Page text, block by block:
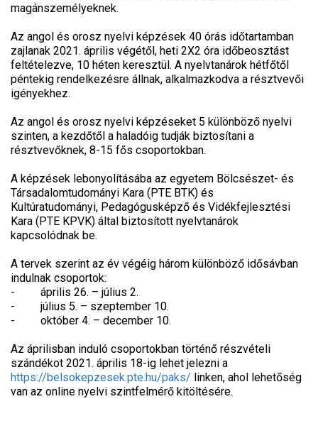
magánszemélyeknek.
Az angol és orosz nyelvi képzések 40 órás időtartamban
zajlanak 2021. április végétől, heti 2X2 óra időbeosztást
feltételezve, 10 héten keresztül. A nyelvtanárok hétfőtől
péntekig rendelkezésre állnak, alkalmazkodva a résztvevői
igényekhez.
Az angol és orosz nyelvi képzéseket 5 különböző nyelvi
szinten, a kezdőtől a haladóig tudják biztosítani a
résztvevőknek, 8-15 fős csoportokban.
A képzések lebonyolításába az egyetem Bölcsészet- és
Társadalomtudományi Kara (PTE BTK) és
Kultúratudományi, Pedagógusképző és Vidékfejlesztési
Kara (PTE KPVK) által biztosított nyelvtanárok
kapcsolódnak be.
A tervek szerint az év végéig három különböző idősávban
indulnak csoportok:
- április 26. – július 2.
- július 5. – szeptember 10.
- október 4. – december 10.
Az áprilisban induló csoportokban történő részvételi
szándékot 2021. április 18-ig lehet jelezni a
https://belsokepzesek.pte.hu/paks/ linken, ahol lehetőség
van az online nyelvi szintfelmérő kitöltésére.